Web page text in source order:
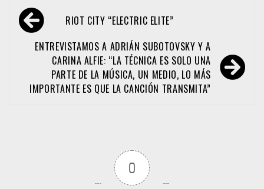
Navegación
de
entradas
RIOT CITY “ELECTRIC ELITE”
ENTREVISTAMOS A ADRIÁN SUBOTOVSKY Y A
CARINA ALFIE: “LA TÉCNICA ES SOLO UNA
PARTE DE LA MÚSICA, UN MEDIO, LO MÁS
IMPORTANTE ES QUE LA CANCIÓN TRANSMITA”
0